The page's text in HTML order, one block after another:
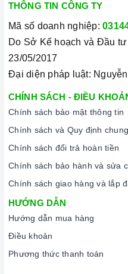
THÔNG TIN CÔNG TY
Mã số doanh nghiệp:
Do Sở Kế hoạch và Đầu
23/05/2017
Đại diện pháp luật:
CHÍNH SÁCH - ĐIỀU
Chính sách bảo mật thông tin
Chính sách và Quy định chung
Chính sách đổi trả hoàn tiền
Chính sách bảo hành và sửa
Chính sách giao hàng và lắp
HƯỚNG DẪN
Hướng dẫn mua hàng
Điều khoản
Phương thức thanh toán